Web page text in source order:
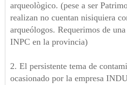
arqueològico. (pese a ser
realizan no cuentan nisiquiera
arqueólogos. Requerimos de
INPC en la provincia)
2. El persistente tema de
ocasionado por la empresa